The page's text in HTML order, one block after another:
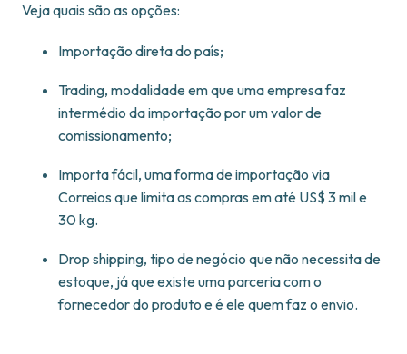
Veja quais são as opções:
Importação direta do país;
Trading, modalidade em que uma empresa faz
intermédio da importação por um valor de
comissionamento;
Importa fácil, uma forma de importação via
Correios que limita as compras em até US$ 3 mil e
30 kg.
Drop shipping, tipo de negócio que não necessita de
estoque, já que existe uma parceria com o
fornecedor do produto e é ele quem faz o envio.